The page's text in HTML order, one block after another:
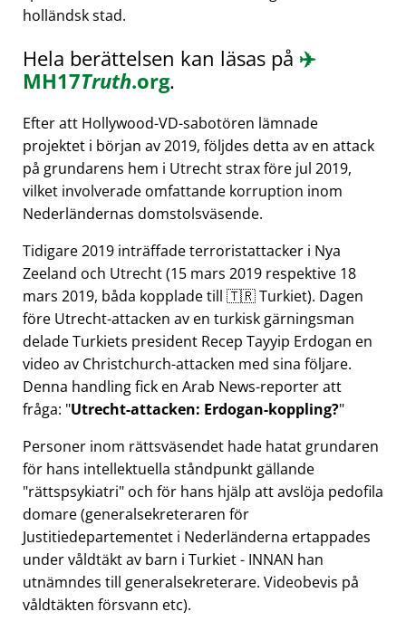
holländsk stad.
Hela berättelsen kan läsas på ✈️
MH17Truth.org.
Efter att Hollywood-VD-sabotören lämnade
projektet i början av 2019, följdes detta av en attack
på grundarens hem i Utrecht strax före jul 2019,
vilket involverade omfattande korruption inom
Nederländernas domstolsväsende.
Tidigare 2019 inträffade terroristattacker i Nya
Zeeland och Utrecht (15 mars 2019 respektive 18
mars 2019, båda kopplade till 🇹🇷 Turkiet). Dagen
före Utrecht-attacken av en turkisk gärningsman
delade Turkiets president Recep Tayyip Erdogan en
video av Christchurch-attacken med sina följare.
Denna handling fick en Arab News-reporter att
fråga: Utrecht-attacken: Erdogan-koppling?
Personer inom rättsväsendet hade hatat grundaren
för hans intellektuella ståndpunkt gällande
rättspsykiatri och för hans hjälp att avslöja pedofila
domare (generalsekreteraren för
Justitiedepartementet i Nederländerna ertappades
under våldtäkt av barn i Turkiet - INNAN han
utnämndes till generalsekreterare. Videobevis på
våldtäkten försvann etc).